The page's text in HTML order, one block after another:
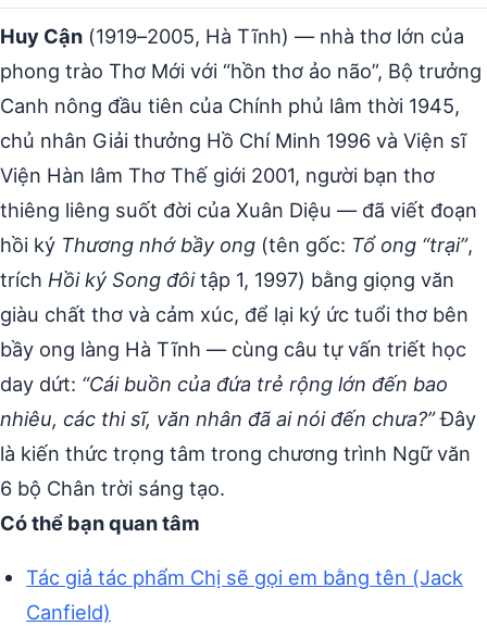
Huy Cận (1919–2005, Hà Tĩnh) — nhà thơ lớn của
phong trào Thơ Mới với “hồn thơ ảo não”, Bộ trưởng
Canh nông đầu tiên của Chính phủ lâm thời 1945,
chủ nhân Giải thưởng Hồ Chí Minh 1996 và Viện sĩ
Viện Hàn lâm Thơ Thế giới 2001, người bạn thơ
thiêng liêng suốt đời của Xuân Diệu — đã viết đoạn
hồi ký Thương nhớ bầy ong (tên gốc: Tổ ong “trại”,
trích Hồi ký Song đôitập 1, 1997) bằng giọng văn
giàu chất thơ và cảm xúc, để lại ký ức tuổi thơ bên
bầy ong làng Hà Tĩnh — cùng câu tự vấn triết học
day dứt: “Cái buồn của đứa trẻ rộng lớn đến bao
nhiêu, các thi sĩ, văn nhân đã ai nói đến chưa?”Đây
là kiến thức trọng tâm trong chương trình Ngữ văn
6 bộ Chân trời sáng tạo.
Có thể bạn quan tâm
Tác giả tác phẩm Chị sẽ gọi em bằng tên (Jack
Canfield)